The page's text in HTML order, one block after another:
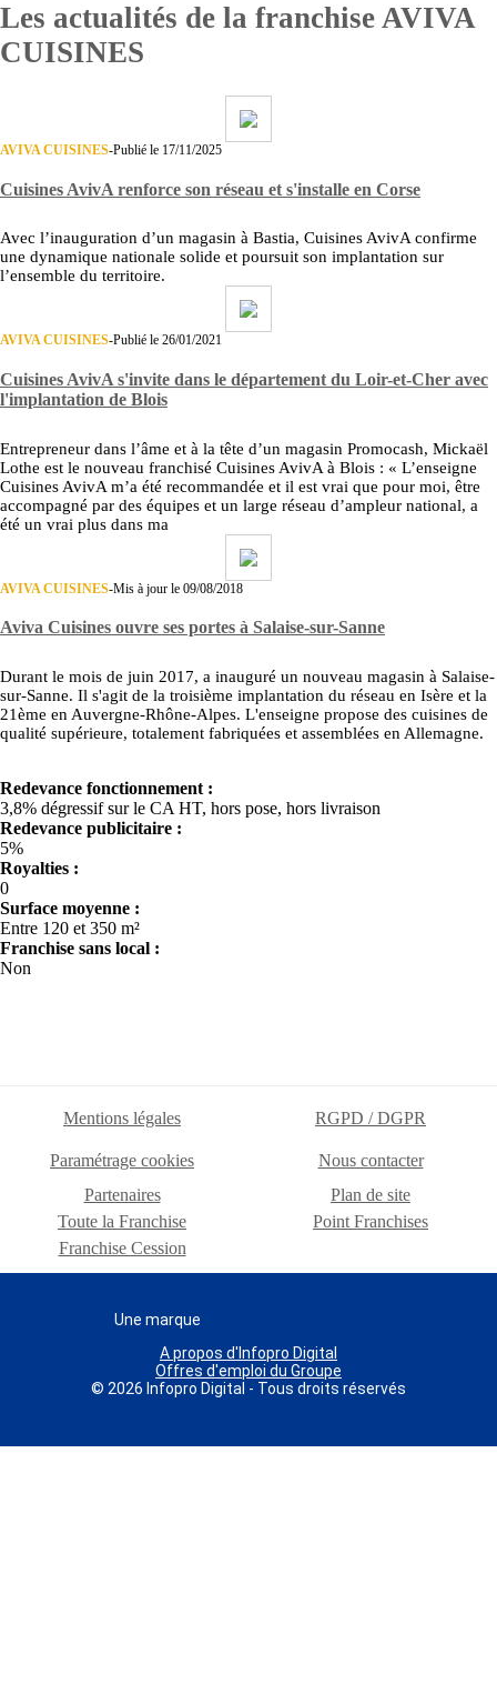
Les actualités de la franchise AVIVA
CUISINES
AVIVA CUISINES-Publié le 17/11/2025
Cuisines AvivA renforce son réseau et s'installe en Corse
Avec l’inauguration d’un magasin à Bastia, Cuisines AvivA confirme
une dynamique nationale solide et poursuit son implantation sur
l’ensemble du territoire.
AVIVA CUISINES-Publié le 26/01/2021
Cuisines AvivA s'invite dans le département du Loir-et-Cher avec
l'implantation de Blois
Entrepreneur dans l’âme et à la tête d’un magasin Promocash, Mickaël
Lothe est le nouveau franchisé Cuisines AvivA à Blois : « L’enseigne
Cuisines AvivA m’a été recommandée et il est vrai que pour moi, être
accompagné par des équipes et un large réseau d’ampleur national, a
été un vrai plus dans ma
AVIVA CUISINES-Mis à jour le 09/08/2018
Aviva Cuisines ouvre ses portes à Salaise-sur-Sanne
Durant le mois de juin 2017, a inauguré un nouveau magasin à Salaise-
sur-Sanne. Il s'agit de la troisième implantation du réseau en Isère et la
21ème en Auvergne-Rhône-Alpes. L'enseigne propose des cuisines de
qualité supérieure, totalement fabriquées et assemblées en Allemagne.
Redevance fonctionnement :
3,8% dégressif sur le CA HT, hors pose, hors livraison
Redevance publicitaire :
5%
Royalties :
0
Surface moyenne :
Entre 120 et 350 m²
Franchise sans local :
Non
Mentions légales RGPD / DGPR
Paramétrage cookies
Nous contacter
Partenaires
Plan de site
Toute la Franchise
Point Franchises
Franchise Cession
Une marque
A propos d'Infopro Digital
Offres d'emploi du Groupe
© 2026 Infopro Digital - Tous droits réservés